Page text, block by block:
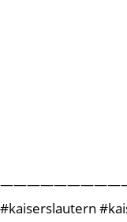
#kaiserslautern